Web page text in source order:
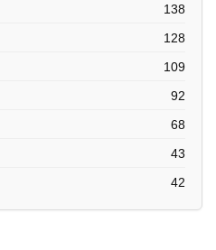
138
128
109
92
68
43
42